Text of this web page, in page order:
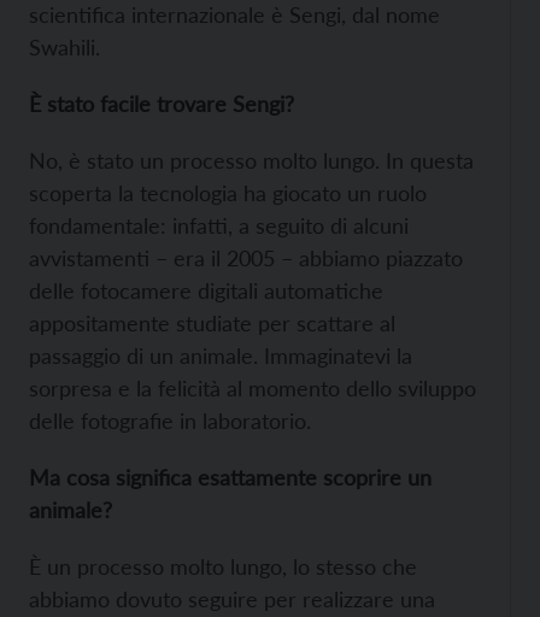
scientifica internazionale è Sengi, dal nome
Swahili.
È stato facile trovare Sengi?
No, è stato un processo molto lungo. In questa
scoperta la tecnologia ha giocato un ruolo
fondamentale: infatti, a seguito di alcuni
avvistamenti – era il 2005 – abbiamo piazzato
delle fotocamere digitali automatiche
appositamente studiate per scattare al
passaggio di un animale. Immaginatevi la
sorpresa e la felicità al momento dello sviluppo
delle fotografie in laboratorio.
Ma cosa significa esattamente scoprire un
animale?
È un processo molto lungo, lo stesso che
abbiamo dovuto seguire per realizzare una